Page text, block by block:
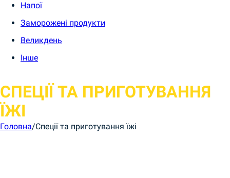
Напої
Заморожені продукти
Великдень
Інше
СПЕЦІЇ ТА ПРИГОТУВАННЯ
ЇЖІ
Головна/Спеції та приготування їжі